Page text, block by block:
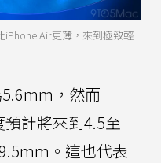
iPhone Air更薄，來到極致輕
，然而
計將來到4.5至
。這也代表